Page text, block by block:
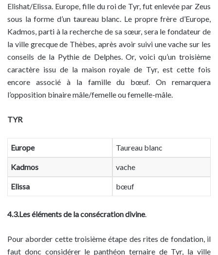
Elishat/Elissa. Europe, fille du roi de Tyr, fut enlevée par Zeus
sous la forme d’un taureau blanc. Le propre frère d’Europe,
Kadmos, parti à la recherche de sa sœur, sera le fondateur de
la ville grecque de Thèbes, après avoir suivi une vache sur les
conseils de la Pythie de Delphes. Or, voici qu’un troisième
caractère issu de la maison royale de Tyr, est cette fois
encore associé à la famille du bœuf. On remarquera
l’opposition binaire mâle/femelle ou femelle-mâle.
TYR
Europe Taureau blanc
Kadmos vache
Elissa bœuf
4.3.Les éléments de la consécration divine.
Pour aborder cette troisième étape des rites de fondation, il
faut donc considérer le panthéon ternaire de Tyr, la ville